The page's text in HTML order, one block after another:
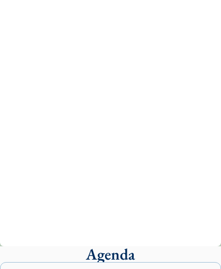
presidit aquest 27 de juliol la missa de Les
Santes de Mataró.Agenda